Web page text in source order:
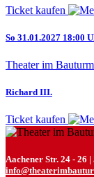
Ticket kaufen
So 31.01.2027 18:00
Theater im Bauturm
Richard III.
Ticket kaufen
Aachener Str. 24 - 26